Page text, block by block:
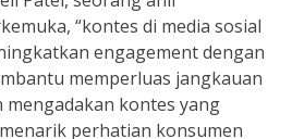
“kontes di media sosial
engagement dengan
memperluas jangkauan
mengadakan kontes yang
perhatian konsumen